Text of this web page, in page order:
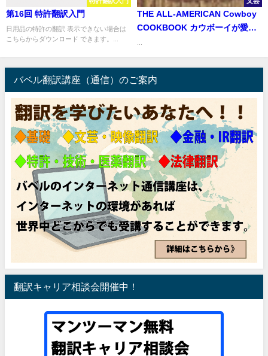
第16回 特許翻訳入門
日用品の特許の翻訳 表示できない場合は
こちらからダウンロード できます。...
THE ALL-AMERICAN Cowboy
COOKBOOK カウボーイが愛し
バベル翻訳講座（通信）のご案内
翻訳キャリア相談会開催中！